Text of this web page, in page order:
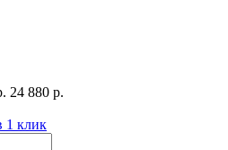
24 880 р.
1 клик